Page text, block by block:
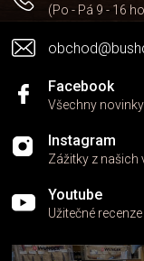
(Po - Pá 9 - 16
Facebook
Všechny
Instagram
Zážitky z našich
Youtube
Užitečné